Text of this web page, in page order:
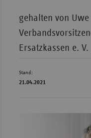
gehalten von Uwe
Ersatzkassen e. V.
Stand:
21.04.2021